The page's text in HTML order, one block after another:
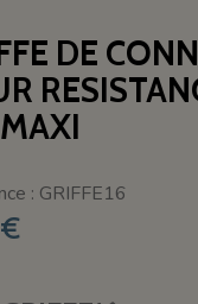
DE
: GRIFFE16